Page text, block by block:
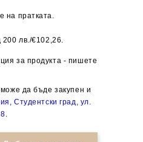
на пратката.
200 лв./€102,26.
за продукта - пишете
да бъде закупен и
Студентски град, ул.